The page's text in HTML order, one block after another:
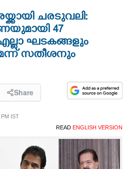
ചരടുവലി:
47
ഘടകങ്ങളും
സതീശനും
Share
PM IST
READ ENGLISH VERSION